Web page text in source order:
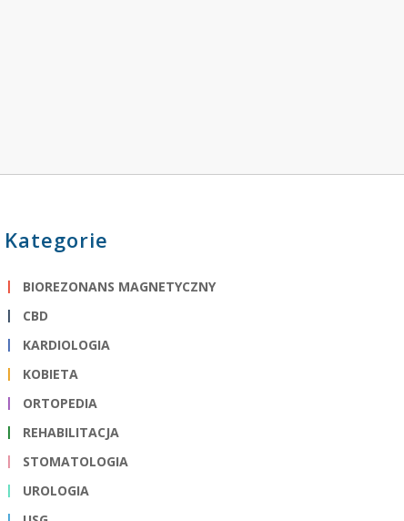
Kategorie
BIOREZONANS MAGNETYCZNY
CBD
KARDIOLOGIA
KOBIETA
ORTOPEDIA
REHABILITACJA
STOMATOLOGIA
UROLOGIA